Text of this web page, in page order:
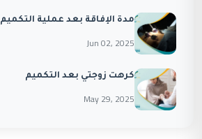
مدة الإفاقة بعد عملية التكميم
Jun 02, 2025
كرهت زوجتي بعد التكميم
May 29, 2025